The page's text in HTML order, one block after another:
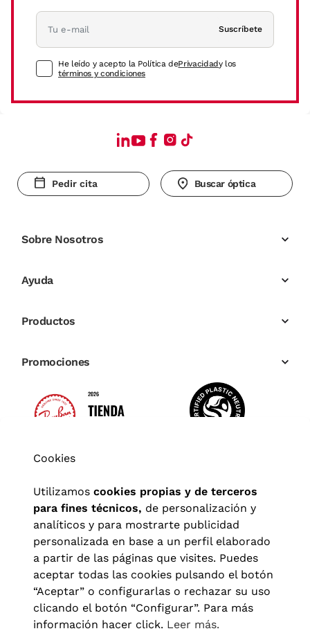
Suscríbete
He leído y acepto la Política dePrivacidady los
términos y condiciones
Pedir cita Buscar óptica
Sobre Nosotros
Ayuda
Productos
Promociones
Cookies
Utilizamos cookies propias y de terceros
para fines técnicos, de personalización y
analíticos y para mostrarte publicidad
personalizada en base a un perfil elaborado
a partir de las páginas que visites. Puedes
aceptar todas las cookies pulsando el botón
“Aceptar” o configurarlas o rechazar su uso
clicando el botón “Configurar”. Para más
información hacer click. Leer más.